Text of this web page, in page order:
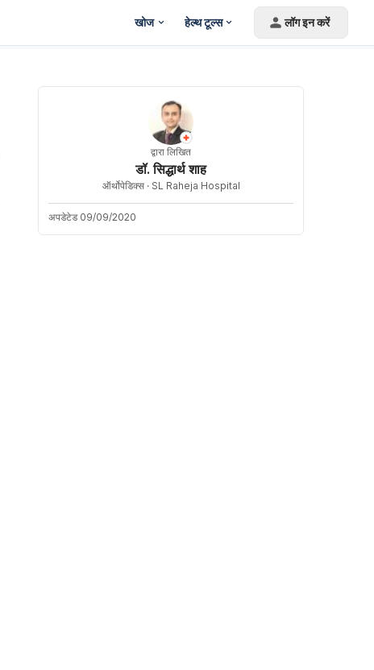
खोज हेल्थ टूल्स लॉग इन करें
द्वारा लिखित
डॉ. सिद्धार्थ शाह
ऑर्थोपेडिक्स · SL Raheja Hospital
अपडेटेड 09/09/2020